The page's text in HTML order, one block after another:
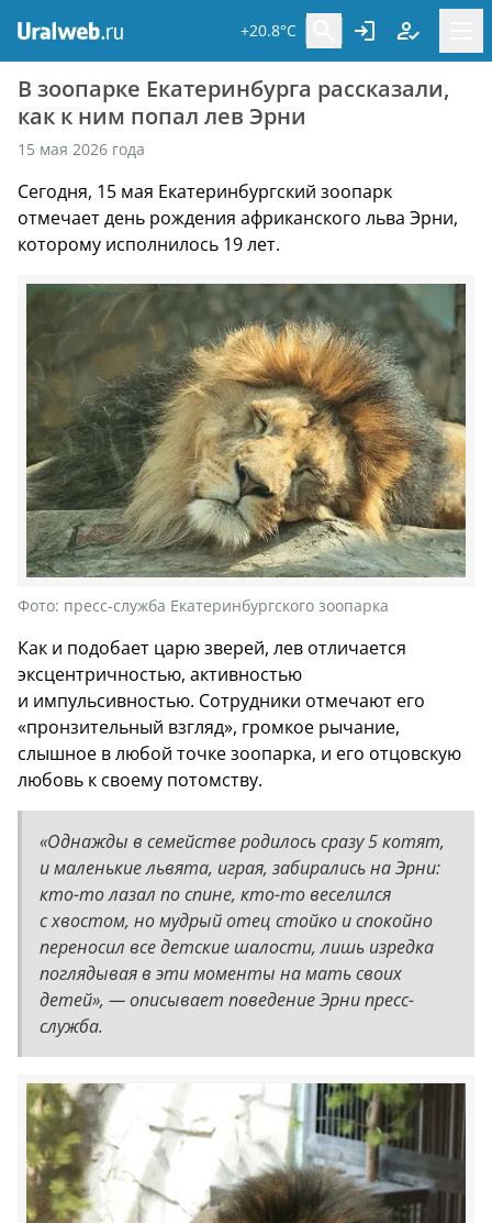
+20.8°C
В зоопарке Екатеринбурга рассказали,
как к ним попал лев Эрни
15 мая 2026 года
Сегодня, 15 мая Екатеринбургский зоопарк
отмечает день рождения африканского льва Эрни,
которому исполнилось 19 лет.
Фото: пресс-служба Екатеринбургского зоопарка
Как и подобает царю зверей, лев отличается
эксцентричностью, активностью
и импульсивностью. Сотрудники отмечают его
«пронзительный взгляд», громкое рычание,
слышное в любой точке зоопарка, и его отцовскую
любовь к своему потомству.
«Однажды в семействе родилось сразу 5 котят,
и маленькие львята, играя, забирались на Эрни:
кто-то лазал по спине, кто-то веселился
с хвостом, но мудрый отец стойко и спокойно
переносил все детские шалости, лишь изредка
поглядывая в эти моменты на мать своих
детей», — описывает поведение Эрни пресс-
служба.